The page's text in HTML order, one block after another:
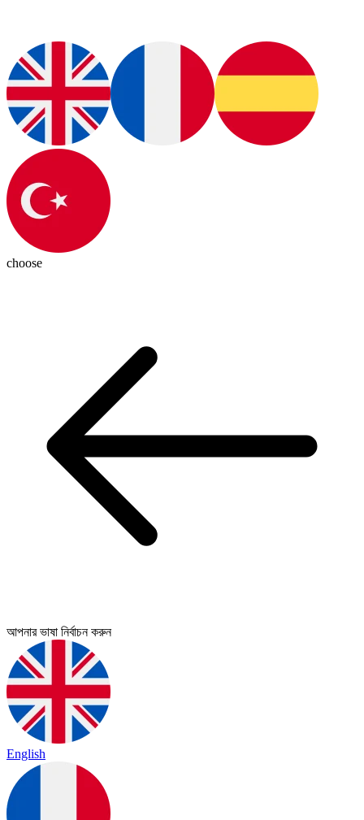
choose
আপনার ভাষা নির্বাচন করুন
English